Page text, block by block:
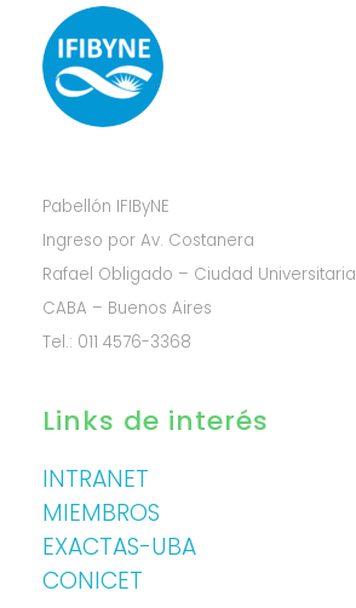
Pabellón IFIByNE
Ingreso por Av. Costanera
Rafael Obligado – Ciudad Universitaria
CABA – Buenos Aires
Tel.: 011 4576-3368
Links de interés
INTRANET
MIEMBROS
EXACTAS-UBA
CONICET